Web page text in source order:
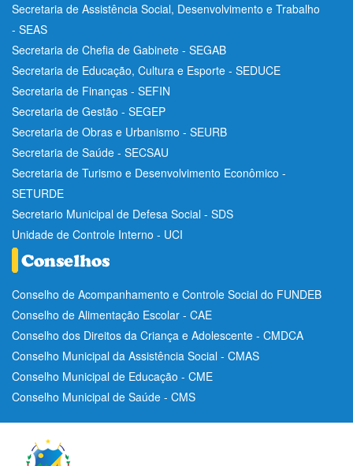
Secretaria de Assistência Social, Desenvolvimento e Trabalho
- SEAS
Secretaria de Chefia de Gabinete - SEGAB
Secretaria de Educação, Cultura e Esporte - SEDUCE
Secretaria de Finanças - SEFIN
Secretaria de Gestão - SEGEP
Secretaria de Obras e Urbanismo - SEURB
Secretaria de Saúde - SECSAU
Secretaria de Turismo e Desenvolvimento Econômico -
SETURDE
Secretario Municipal de Defesa Social - SDS
Unidade de Controle Interno - UCI
Conselho de Acompanhamento e Controle Social do FUNDEB
Conselho de Alimentação Escolar - CAE
Conselho dos Direitos da Criança e Adolescente - CMDCA
Conselho Municipal da Assistência Social - CMAS
Conselho Municipal de Educação - CME
Conselho Municipal de Saúde - CMS